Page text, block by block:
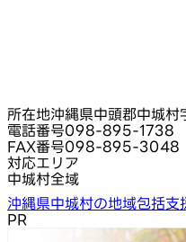
所在地沖縄県中頭郡中城村
電話番号098-895-1738
FAX番号098-895-3048
対応エリア
中城村全域
沖縄県中城村の地域包括支
PR